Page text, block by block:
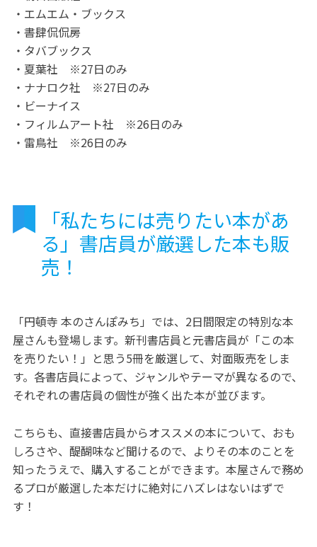
・エムエム・ブックス
・書肆侃侃房
・タバブックス
・夏葉社 ※27日のみ
・ナナロク社 ※27日のみ
・ビーナイス
・フィルムアート社 ※26日のみ
・雷鳥社 ※26日のみ
「私たちには売りたい本があ
る」書店員が厳選した本も販
売！
「円頓寺 本のさんぽみち」では、2日間限定の特別な本
屋さんも登場します。新刊書店員と元書店員が「この本
を売りたい！」と思う5冊を厳選して、対面販売をしま
す。各書店員によって、ジャンルやテーマが異なるので、
それぞれの書店員の個性が強く出た本が並びます。
こちらも、直接書店員からオススメの本について、おも
しろさや、醍醐味など聞けるので、よりその本のことを
知ったうえで、購入することができます。本屋さんで務め
るプロが厳選した本だけに絶対にハズレはないはずで
す！